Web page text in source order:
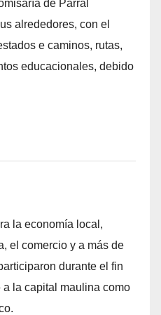
de Parral
alrededores, con el
e caminos, rutas,
educacionales, debido
la economía local,
el comercio y a más de
durante el fin
la capital maulina como